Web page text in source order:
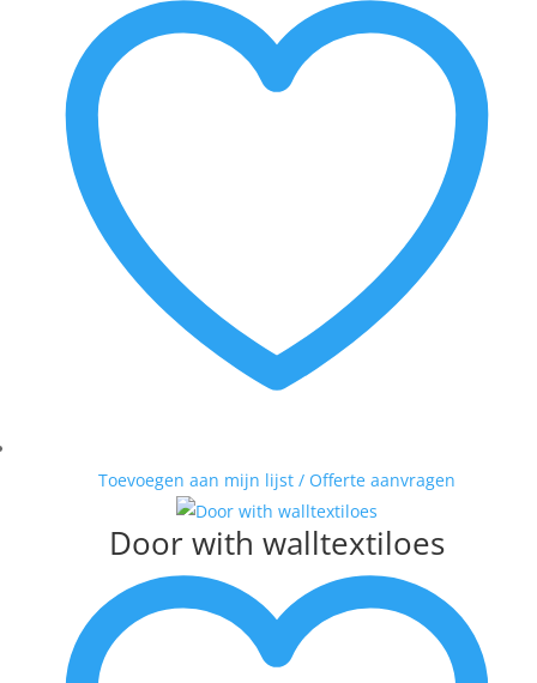
Toevoegen aan mijn lijst / Offerte aanvragen
Door with walltextiloes